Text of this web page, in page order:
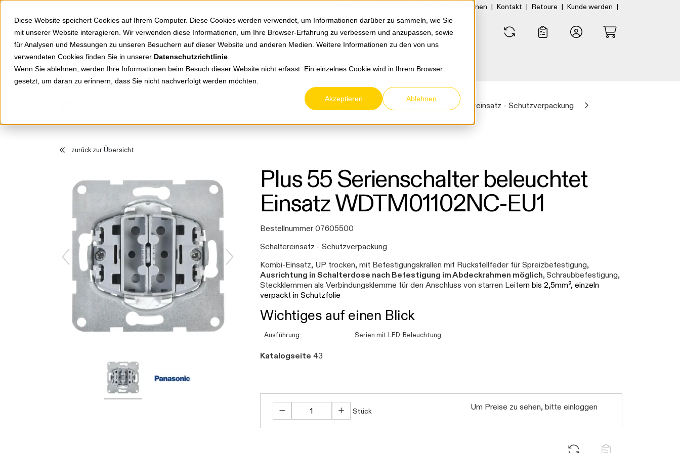
Diese Website speichert Cookies auf Ihrem Computer. Diese Cookies werden verwendet, um Informationen darüber zu sammeln, wie Sie
mit unserer Website interagieren. Wir verwenden diese Informationen, um Ihre Browser-Erfahrung zu verbessern und anzupassen, sowie
für Analysen und Messungen zu unseren Besuchern auf dieser Website und anderen Medien. Weitere Informationen zu den von uns
verwendeten Cookies finden Sie in unserer Datenschutzrichtlinie
Wenn Sie ablehnen, werden Ihre Informationen beim Besuch dieser Website nicht erfasst. Ein einzelnes Cookie wird in Ihrem Browser
gesetzt, um daran zu erinnern, dass Sie nicht nachverfolgt werden möchten.
Akzeptieren Ablehnen
Springe zu Hauptinhalt Ihre Ansprechpartner:innen | Kontakt | Retoure | Kunde werden |
Markenwelten Service & Retouren Karriere Über eltric
Karre Plus 55 - Schaltereinsätze
Schaltereinsatz - Schutzverpackung
zurück zur Übersicht
Plus 55 Serienschalter beleuchtet
Einsatz WDTM01102NC-EU1
Bestellnummer 07605500
Schaltereinsatz - Schutzverpackung
Kombi-Einsatz, UP trocken, mit Befestigungskrallen mit Ruckstellfeder für Spreizbefestigung,
Ausrichtung in Schalterdose nach Befestigung im Abdeckrahmen möglich, Schraubbefestigung,
Steckklemmen als Verbindungsklemme für den Anschluss von starren Leitern bis 2,5mm², einzeln
verpackt in Schutzfolie
Wichtiges auf einen Blick
Ausführung Serien mit LED-Beleuchtung
Katalogseite 43
Stück Um Preise zu sehen, bitte einloggen